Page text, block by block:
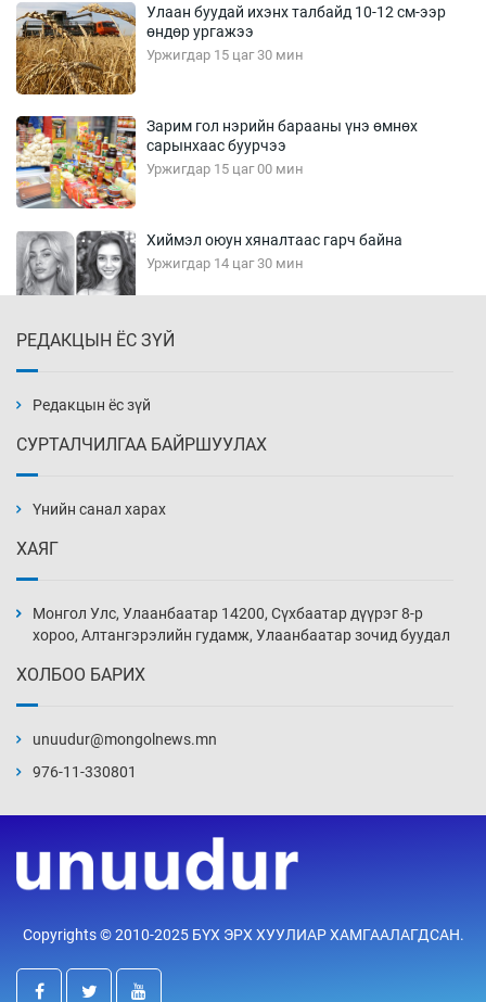
Улаан буудай ихэнх талбайд 10-12 см-ээр
өндөр ургажээ
Уржигдар 15 цаг 30 мин
Зарим гол нэрийн барааны үнэ өмнөх
сарынхаас буурчээ
Уржигдар 15 цаг 00 мин
Хиймэл оюун хяналтаас гарч байна
Уржигдар 14 цаг 30 мин
Уржигдар 14 цаг 00 мин
нэмэгджээ
Уржигдар 13 цаг 30 мин
Уржигдар 13 цаг 00 мин
Уржигдар 12 цаг 30 мин
үйлчилж буй гэв
Уржигдар 12 цаг 00 мин
РЕДАКЦЫН ЁС ЗҮЙ
Редакцын ёс зүй
СУРТАЛЧИЛГАА БАЙРШУУЛАХ
Үнийн санал харах
ХАЯГ
Монгол Улс, Улаанбаатар 14200, Сүхбаатар дүүрэг 8-р
хороо, Алтангэрэлийн гудамж, Улаанбаатар зочид буудал
ХОЛБОО БАРИХ
unuudur@mongolnews.mn
976-11-330801
Copyrights © 2010-2025 БҮХ ЭРХ ХУУЛИАР ХАМГААЛАГДСАН.